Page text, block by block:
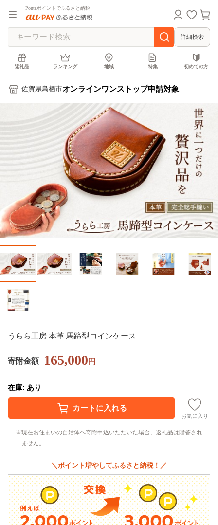
Pontaポイントでふるさと納税
詳細検索
返礼品 ランキング 地域 特集 初めての方
佐賀県鳥栖市オンラインワンストップ申請対象
うらら工房 本革 馬蹄型コインケース
寄附金額 165,000円
在庫: あり
お気に入り
現在お住まいの自治体へ寄附申込いただいた場合、返礼品は贈答され
ません。
＼ポイント増やしてふるさと納税！／